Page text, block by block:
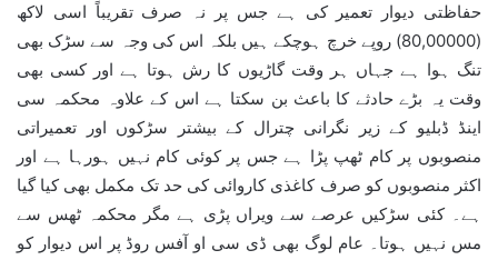
حفاظتی دیوار تعمیر کی ہے جس پر نہ صرف تقریباً اسی لاکھ
(80,00000) روپے خرچ ہوچکے ہیں بلکہ اس کی وجہ سے سڑک بھی
تنگ ہوا ہے جہاں ہر وقت گاڑیوں کا رش ہوتا ہے اور کسی بھی
وقت یہ بڑے حادثے کا باعث بن سکتا ہے اس کے علاوہ محکمہ سی
اینڈ ڈبلیو کے زیر نگرانی چترال کے بیشتر سڑکوں اور تعمیراتی
منصوبوں پر کام ٹھپ پڑا ہے جس پر کوئی کام نہیں ہورہا ہے اور
اکثر منصوبوں کو صرف کاغذی کاروائی کی حد تک مکمل بھی کیا گیا
ہے۔ کئی سڑکیں عرصے سے ویراں پڑی ہے مگر محکمہ ٹھس سے
مس نہیں ہوتا۔ عام لوگ بھی ڈی سی او آفس روڈ پر اس دیوار کو